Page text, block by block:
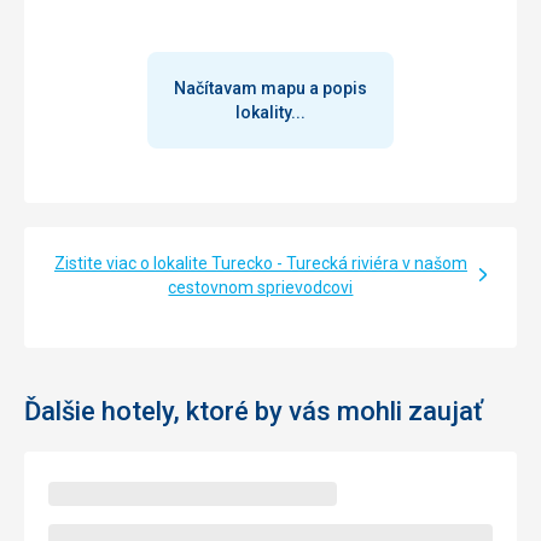
Načítavam mapu a popis
lokality...
Zistite viac o lokalite Turecko - Turecká riviéra v našom
cestovnom sprievodcovi
Ďalšie hotely, ktoré by vás mohli zaujať